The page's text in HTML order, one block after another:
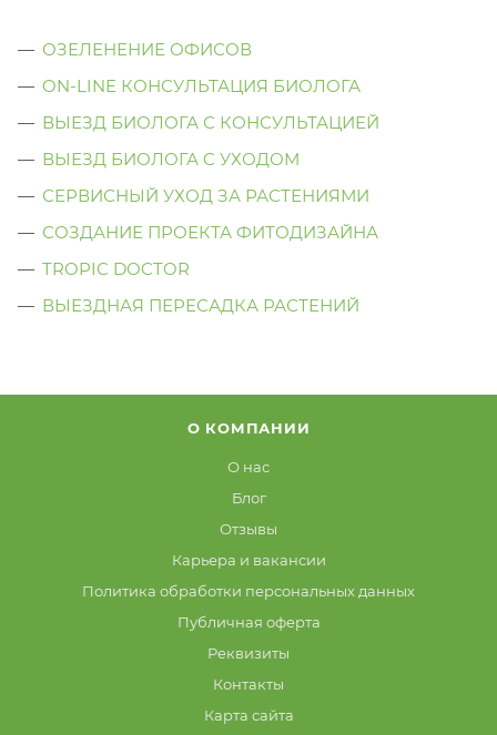
ОЗЕЛЕНЕНИЕ ОФИСОВ
ON-LINE КОНСУЛЬТАЦИЯ БИОЛОГА
ВЫЕЗД БИОЛОГА С КОНСУЛЬТАЦИЕЙ
ВЫЕЗД БИОЛОГА C УХОДОМ
СЕРВИСНЫЙ УХОД ЗА РАСТЕНИЯМИ
СОЗДАНИЕ ПРОЕКТА ФИТОДИЗАЙНА
TROPIC DOCTOR
ВЫЕЗДНАЯ ПЕРЕСАДКА РАСТЕНИЙ
О КОМПАНИИ
О нас
Блог
Отзывы
Карьера и вакансии
Политика обработки персональных данных
Публичная оферта
Реквизиты
Контакты
Карта сайта